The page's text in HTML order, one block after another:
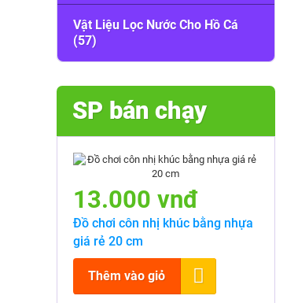
Vật Liệu Lọc Nước Cho Hồ Cá
(57)
SP bán chạy
13.000 vnđ
Đồ chơi côn nhị khúc bằng nhựa
giá rẻ 20 cm
Thêm vào giỏ